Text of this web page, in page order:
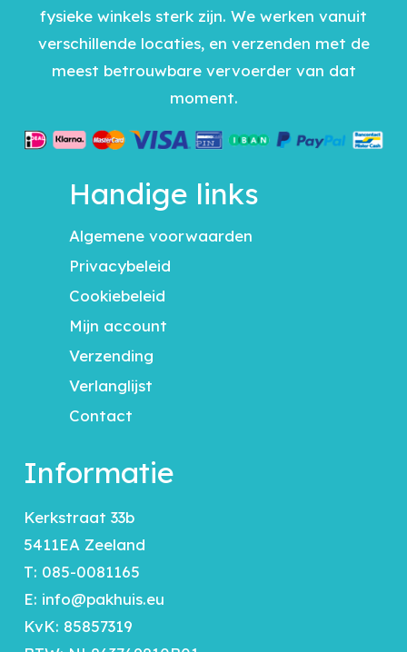
fysieke winkels sterk zijn. We werken vanuit
verschillende locaties, en verzenden met de
meest betrouwbare vervoerder van dat
moment.
Handige links
Algemene voorwaarden
Privacybeleid
Cookiebeleid
Mijn account
Verzending
Verlanglijst
Contact
Informatie
Kerkstraat 33b
5411EA Zeeland
T: 085-0081165
E: info@pakhuis.eu
KvK: 85857319